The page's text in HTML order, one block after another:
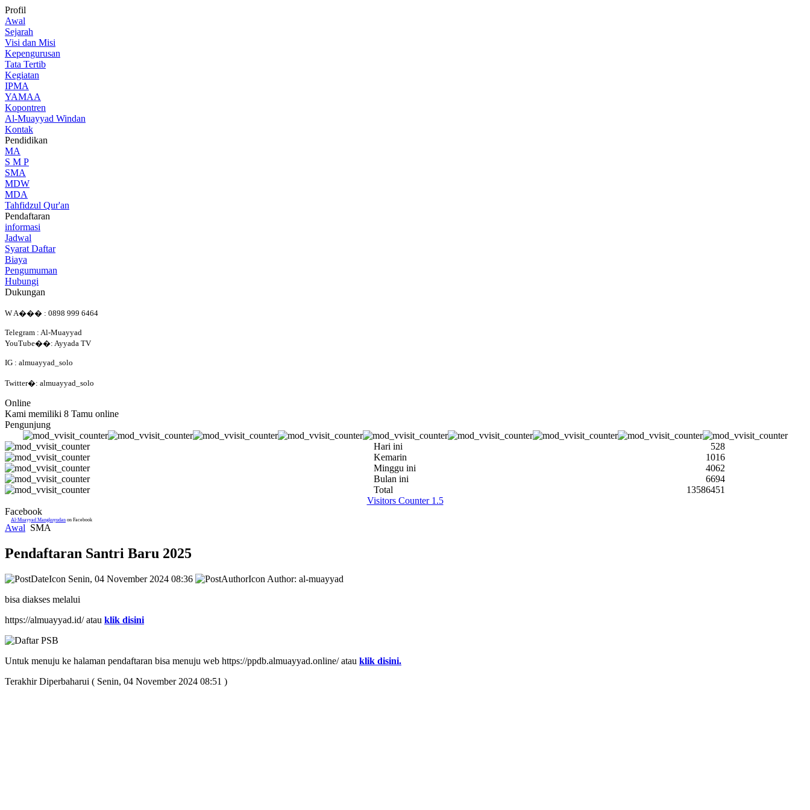
Profil
Awal
Sejarah
Visi dan Misi
Kepengurusan
Tata Tertib
Kegiatan
IPMA
YAMAA
Kopontren
Al-Muayyad Windan
Kontak
Pendidikan
MA
S M P
SMA
MDW
MDA
Tahfidzul Qur'an
Pendaftaran
informasi
Jadwal
Syarat Daftar
Biaya
Pengumuman
Hubungi
Dukungan
W A��� : 0898 999 6464
Telegram : Al-Muayyad
YouTube��: Ayyada TV
IG : almuayyad_solo
Twitter�: almuayyad_solo
Online
Kami memiliki 8 Tamu online
Pengunjung
Hari ini
528
Kemarin
1016
Minggu ini
4062
Bulan ini
6694
Total
13586451
Visitors Counter 1.5
Facebook
Al-Muayyad Mangkuyudan on Facebook
Awal SMA
Pendaftaran Santri Baru 2025
Senin, 04 November 2024 08:36
Author: al-muayyad
bisa diakses melalui
https://almuayyad.id/ atau klik disini
Untuk menuju ke halaman pendaftaran bisa menuju web https://ppdb.almuayyad.online/ atau klik disini.
Terakhir Diperbaharui ( Senin, 04 November 2024 08:51 )